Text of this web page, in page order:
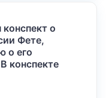
о
Фете,
о его
конспекте